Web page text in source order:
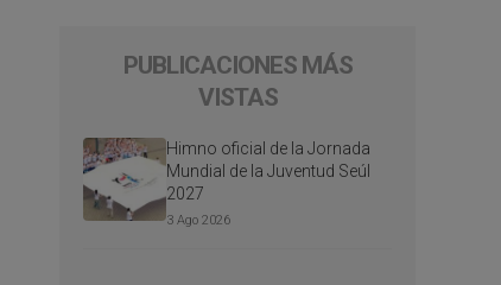
PUBLICACIONES MÁS
VISTAS
Himno oficial de la Jornada
Mundial de la Juventud Seúl
2027
3 Ago 2026